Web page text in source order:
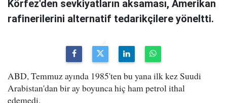
Körfez'den sevkiyatların aksaması, Amerikan
rafinerilerini alternatif tedarikçilere yöneltti.
ABD, Temmuz ayında 1985'ten bu yana ilk kez Suudi
Arabistan'dan bir ay boyunca hiç ham petrol ithal
edemedi.